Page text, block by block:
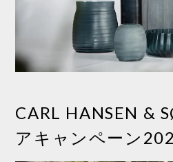
CARL HANSEN &
アキャンペーン